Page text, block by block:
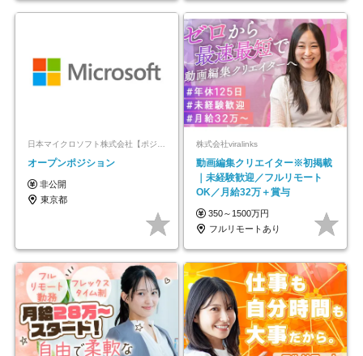
日本マイクロソフト株式会社【ポジションマッチ登録】
オープンポジション
非公開
東京都
株式会社viralinks
動画編集クリエイター※初掲載
｜未経験歓迎／フルリモート
OK／月給32万＋賞与
350～1500万円
フルリモートあり